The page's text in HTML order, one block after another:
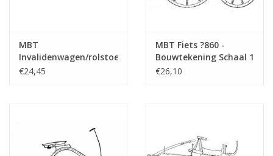
MBT
Invalidenwagen/rolstoel
- Bouwtekening Schaal
€24,45
MBT Fiets ?860 -
Bouwtekening Schaal 1
: 8 (40.43.002)
€26,10